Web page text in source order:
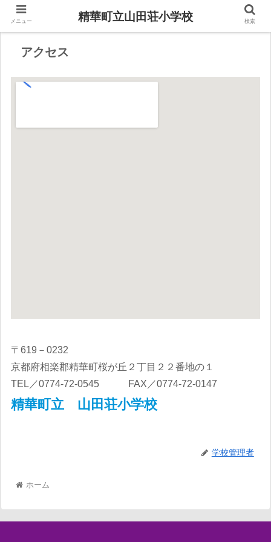
アクセス
〒619－0232
京都府相楽郡精華町桜が丘２丁目２２番地の１
TEL／0774-72-0545 FAX／0774-72-0147
精華町立 山田荘小学校
学校管理者
ホーム
メニュー 精華町立山田荘小学校 検索